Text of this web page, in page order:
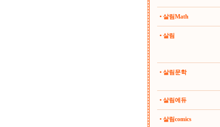
• 살림Math
• 살림
• 살림문학
• 살림에듀
• 살림comics